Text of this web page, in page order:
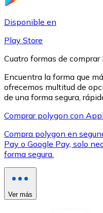
XRP
XRP
Ver todo
Disponible en
Play Store
Cuatro formas de
Encuentra la forma que
ofrecemos multitud de
de una forma segura,
Comprar polygon con
Compra polygon en
Pay o Google Pay, solo
forma segura.
Ver más